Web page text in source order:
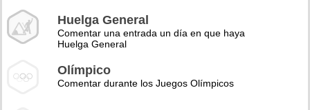
Huelga General
Comentar una entrada un día en que haya
Huelga General
Olímpico
Comentar durante los Juegos Olímpicos